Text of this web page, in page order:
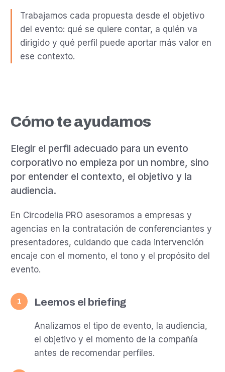
Trabajamos cada propuesta desde el objetivo
del evento: qué se quiere contar, a quién va
dirigido y qué perfil puede aportar más valor en
ese contexto.
Cómo te ayudamos
Elegir el perfil adecuado para un evento
corporativo no empieza por un nombre, sino
por entender el contexto, el objetivo y la
audiencia.
En Circodelia PRO asesoramos a empresas y
agencias en la contratación de conferenciantes y
presentadores, cuidando que cada intervención
encaje con el momento, el tono y el propósito del
evento.
1 Leemos el briefing
Analizamos el tipo de evento, la audiencia,
el objetivo y el momento de la compañía
antes de recomendar perfiles.